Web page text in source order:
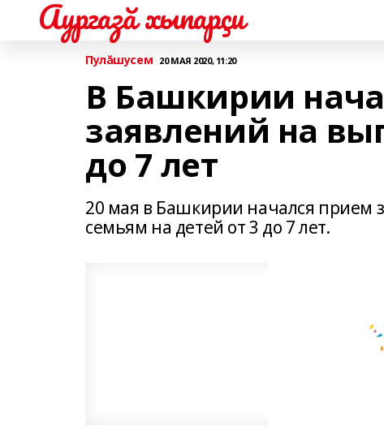
Аургазă хыпарçи
Пулăшусем 20 МАЯ 2020, 11:20
В Башкирии
заявлений на
до 7 лет
20 мая в Башкирии начался
семьям на детей от 3 до 7 лет.